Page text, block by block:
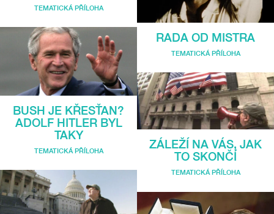
TEMATICKÁ PŘÍLOHA
BUSH JE KŘESŤAN?
ADOLF HITLER BYL
TAKY
TEMATICKÁ PŘÍLOHA
RADA OD MISTRA
TEMATICKÁ PŘÍLOHA
ZÁLEŽÍ NA VÁS, JAK
TO SKONČÍ
TEMATICKÁ PŘÍLOHA